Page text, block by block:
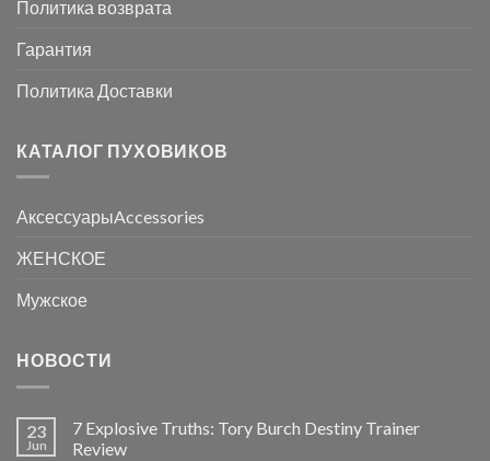
Политика возврата
Гарантия
Политика Доставки
КАТАЛОГ ПУХОВИКОВ
АксессуарыAccessories
ЖЕНСКОЕ
Мужское
НОВОСТИ
23
Jun
7 Explosive Truths: Tory Burch Destiny Trainer
Review